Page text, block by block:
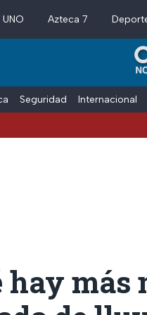
Azteca 7
Seguridad Internacional
hay más